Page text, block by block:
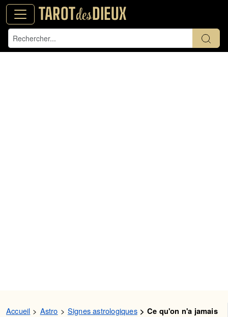
TAROTdesDIEUX
Accueil Astro Signes astrologiques
Ce qu'on n'a jamais